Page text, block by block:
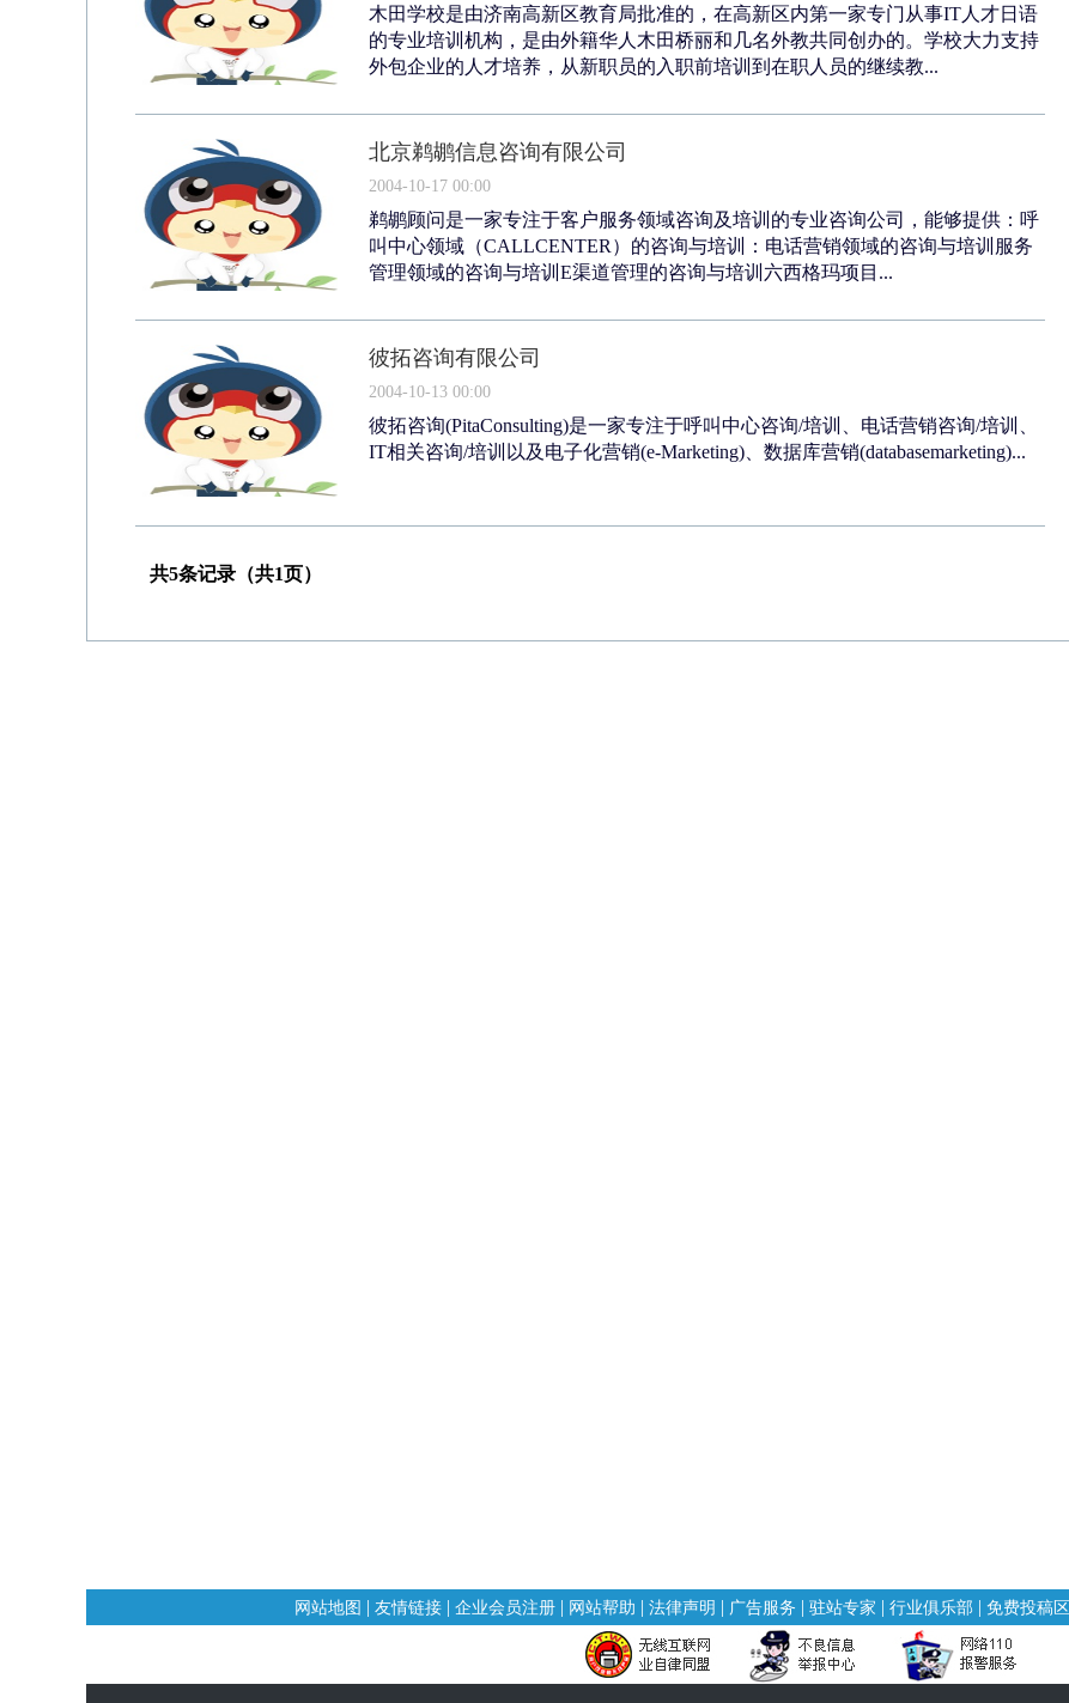
木田学校是由济南高新区教育局批准的，在高新区内第一家专门从事IT人才日语
的专业培训机构，是由外籍华人木田桥丽和几名外教共同创办的。学校大力支持
外包企业的人才培养，从新职员的入职前培训到在职人员的继续教...
北京鹈鹕信息咨询有限公司
2004-10-17 00:00
鹈鹕顾问是一家专注于客户服务领域咨询及培训的专业咨询公司，能够提供：呼
叫中心领域（CALLCENTER）的咨询与培训：电话营销领域的咨询与培训服务
管理领域的咨询与培训E渠道管理的咨询与培训六西格玛项目...
彼拓咨询有限公司
2004-10-13 00:00
彼拓咨询(PitaConsulting)是一家专注于呼叫中心咨询/培训、电话营销咨询/培训、
IT相关咨询/培训以及电子化营销(e-Marketing)、数据库营销(databasemarketing)...
共5条记录（共1页）
网站地图 | 友情链接 | 企业会员注册 | 网站帮助 | 法律声明 | 广告服务 | 驻站专家 | 行业俱乐部 | 免费投稿区